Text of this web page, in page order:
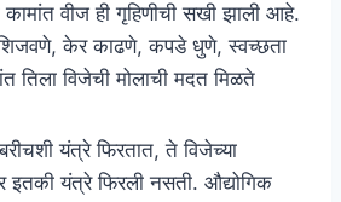
कामांत वीज ही गृहिणीची सखी झाली आहे.
केर काढणे, कपडे धुणे, स्वच्छता
विजेची मोलाची मदत मिळते
यंत्रे फिरतात, ते विजेच्या
इतकी यंत्रे फिरली नसती. औद्योगिक